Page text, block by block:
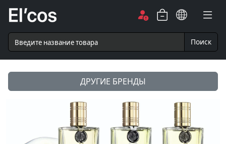
Поиск
ДРУГИЕ БРЕНДЫ